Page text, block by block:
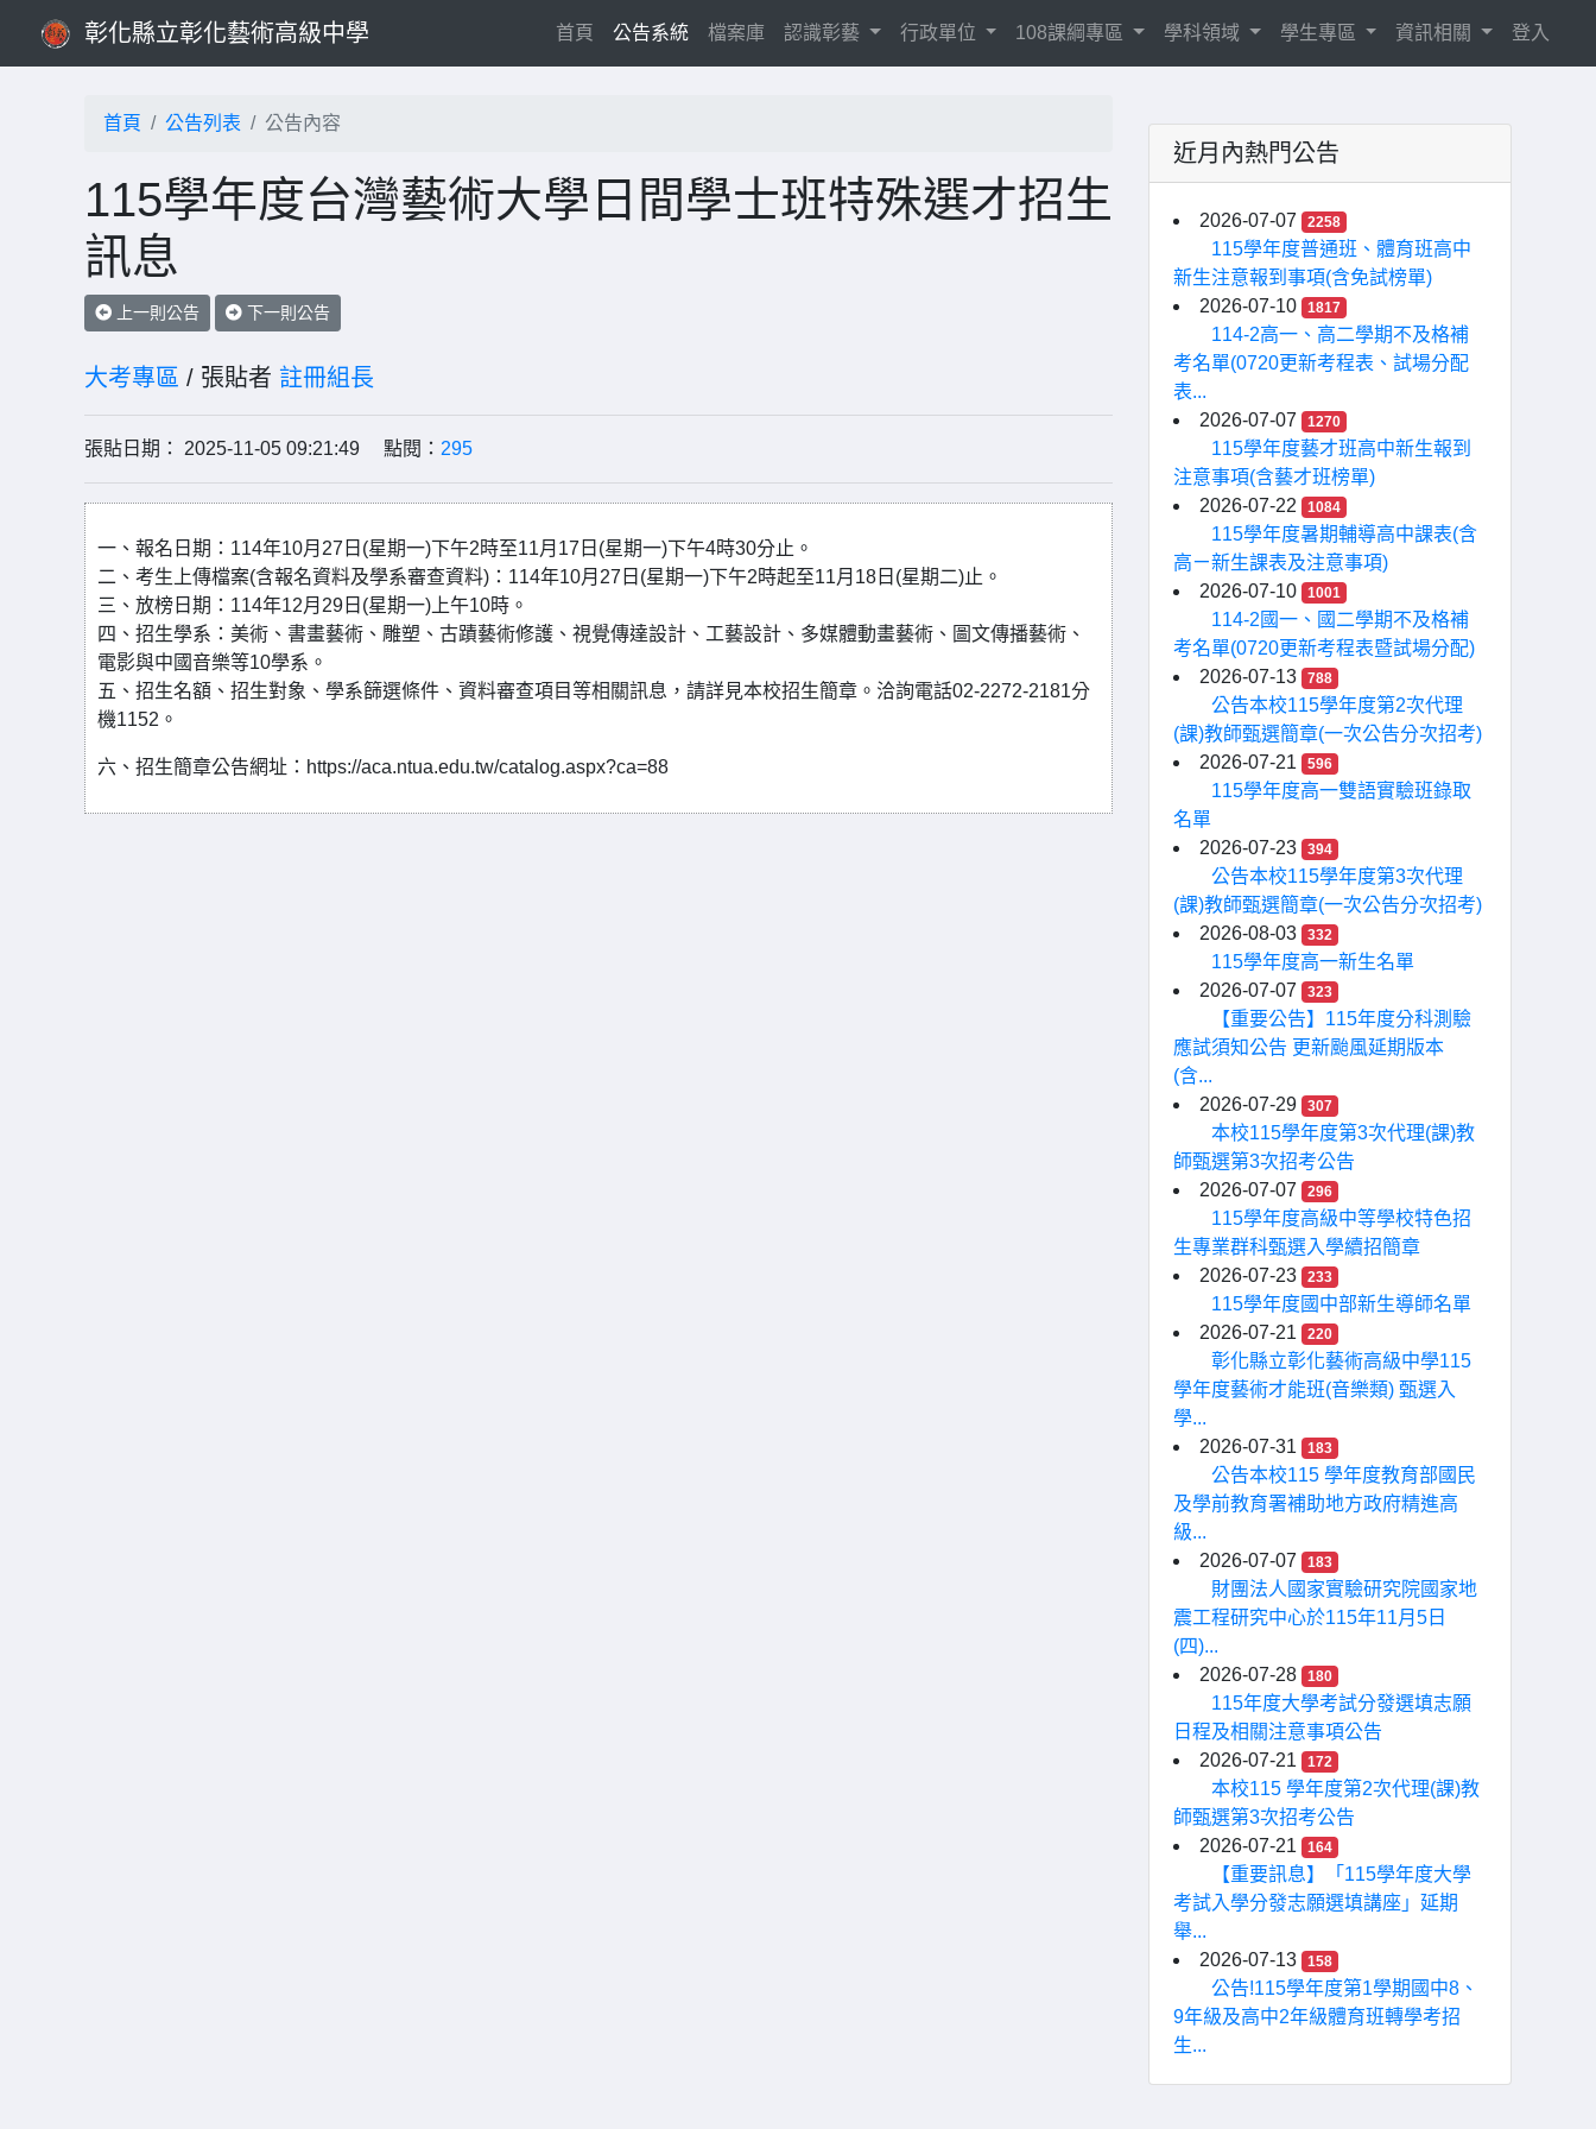
彰化縣立彰化藝術高級中學 首頁(current)
公告系統 檔案庫 認識彰藝 行政單位 108課綱專區 學科領域 學生專區 資訊相關 登入
首頁 公告列表 公告內容
115學年度台灣藝術大學日間學士班特殊選才招生
訊息
上一則公告 下一則公告
大考專區 / 張貼者 註冊組長
張貼日期： 2025-11-05 09:21:49 點閱： 295
一、報名日期：114年10月27日(星期一)下午2時至11月17日(星期一)下午4時30分止。
二、考生上傳檔案(含報名資料及學系審查資料)：114年10月27日(星期一)下午2時起至11月18日(星期二)止。
三、放榜日期：114年12月29日(星期一)上午10時。
四、招生學系：美術、書畫藝術、雕塑、古蹟藝術修護、視覺傳達設計、工藝設計、多媒體動畫藝術、圖文傳播藝術、
電影與中國音樂等10學系。
五、招生名額、招生對象、學系篩選條件、資料審查項目等相關訊息，請詳見本校招生簡章。洽詢電話02-2272-2181分
機1152。
六、招生簡章公告網址：https://aca.ntua.edu.tw/catalog.aspx?ca=88
近月內熱門公告
2026-07-07 2258
115學年度普通班、體育班高中
新生注意報到事項(含免試榜單)
2026-07-10
1817
114-2高一、高二學期不及格補
考名單(0720更新考程表、試場分配
表...
2026-07-07
1270
115學年度藝才班高中新生報到
注意事項(含藝才班榜單)
2026-07-22
1084
115學年度暑期輔導高中課表(含
高ㄧ新生課表及注意事項)
2026-07-10
1001
114-2國一、國二學期不及格補
考名單(0720更新考程表暨試場分配)
2026-07-13
788
公告本校115學年度第2次代理
(課)教師甄選簡章(一次公告分次招考)
2026-07-21
596
115學年度高一雙語實驗班錄取
名單
2026-07-23
394
公告本校115學年度第3次代理
(課)教師甄選簡章(一次公告分次招考)
2026-08-03
332
115學年度高一新生名單
2026-07-07
323
【重要公告】115年度分科測驗
應試須知公告 更新颱風延期版本
(含...
2026-07-29
307
本校115學年度第3次代理(課)教
師甄選第3次招考公告
2026-07-07
296
115學年度高級中等學校特色招
生專業群科甄選入學續招簡章
2026-07-23
233
115學年度國中部新生導師名單
2026-07-21
220
彰化縣立彰化藝術高級中學115
學年度藝術才能班(音樂類) 甄選入
學...
2026-07-31
183
公告本校115 學年度教育部國民
及學前教育署補助地方政府精進高
級...
2026-07-07
183
財團法人國家實驗研究院國家地
震工程研究中心於115年11月5日
(四)...
2026-07-28
180
115年度大學考試分發選填志願
日程及相關注意事項公告
2026-07-21
172
本校115 學年度第2次代理(課)教
師甄選第3次招考公告
2026-07-21
164
【重要訊息】「115學年度大學
考試入學分發志願選填講座」延期
舉...
2026-07-13
158
公告!115學年度第1學期國中8、
9年級及高中2年級體育班轉學考招
生...